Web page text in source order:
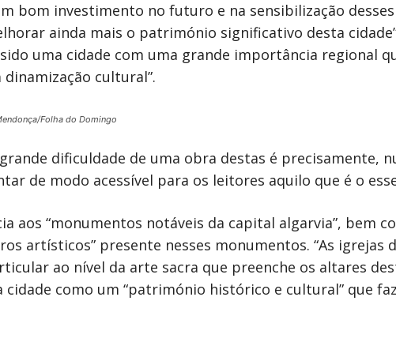
bom investimento no futuro e na sensibilização
ainda mais o património significativo desta
uma cidade com uma grande importância regional
cultural”.
Folha do Domingo
dificuldade de uma obra destas é precisamente,
de modo acessível para os leitores aquilo que é o
aos “monumentos notáveis da capital algarvia”, bem
artísticos” presente nesses monumentos. “As igrejas
ao nível da arte sacra que preenche os altares
como um “património histórico e cultural” que